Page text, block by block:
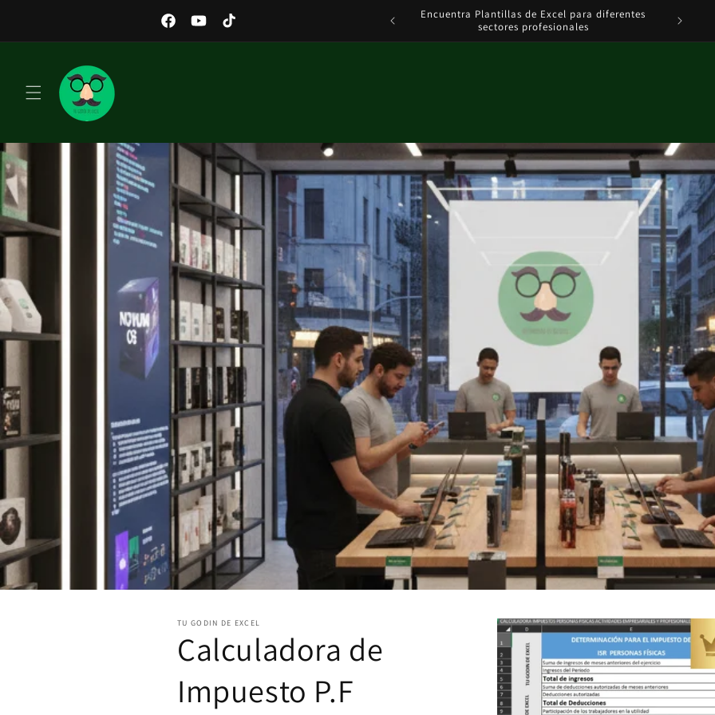
FacebookYouTubeTikTok
Bienvenido a la Tienda Oficial de TU GODIN DE
Encuentra Plantillas de Excel para diferentes
sectores profesionales
directamente
a la
información
del producto
TU GODIN DE EXCEL
Calculadora de
Impuesto P.F